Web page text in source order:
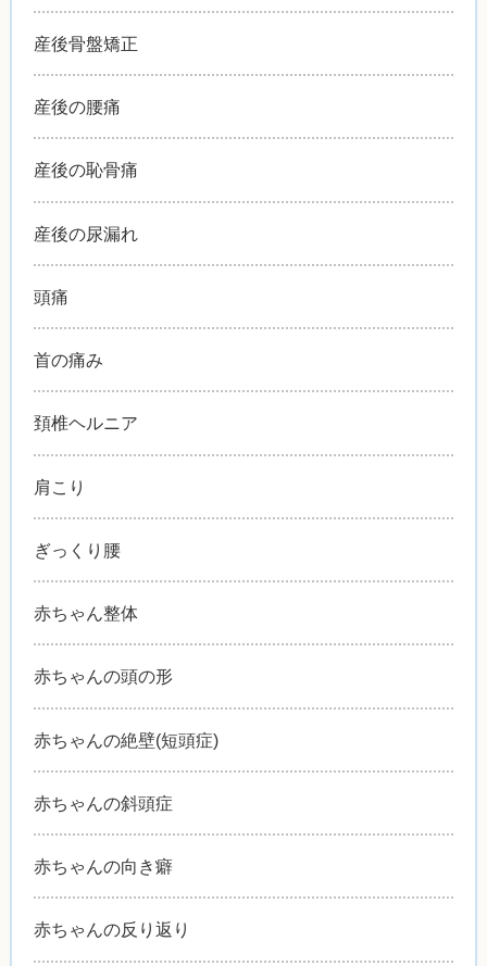
産後骨盤矯正
産後の腰痛
産後の恥骨痛
産後の尿漏れ
頭痛
首の痛み
頚椎ヘルニア
肩こり
ぎっくり腰
赤ちゃん整体
赤ちゃんの頭の形
赤ちゃんの絶壁(短頭症)
赤ちゃんの斜頭症
赤ちゃんの向き癖
赤ちゃんの反り返り